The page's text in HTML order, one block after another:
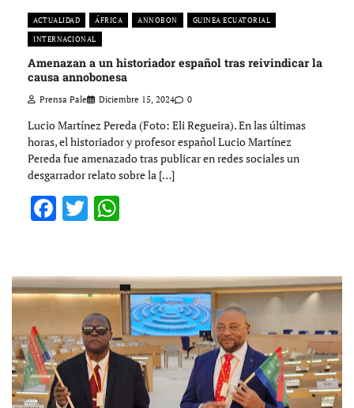
ACTUALIDAD ÁFRICA ANNOBON
GUINEA ECUATORIAL
INTERNACIONAL
Amenazan a un historiador español tras reivindicar la
causa annobonesa
Prensa Pale Diciembre 15, 2024 0
Lucio Martínez Pereda (Foto: Eli Regueira). En las últimas
horas, el historiador y profesor español Lucio Martínez
Pereda fue amenazado tras publicar en redes sociales un
desgarrador relato sobre la […]
Facebook
Twitter